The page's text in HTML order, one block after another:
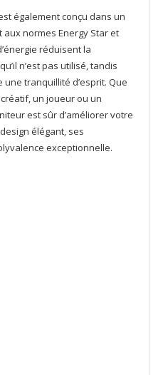
également conçu dans un
normes Energy Star et
réduisent la
n’est pas utilisé, tandis
tranquillité d’esprit. Que
un joueur ou un
est sûr d’améliorer votre
élégant, ses
exceptionnelle.